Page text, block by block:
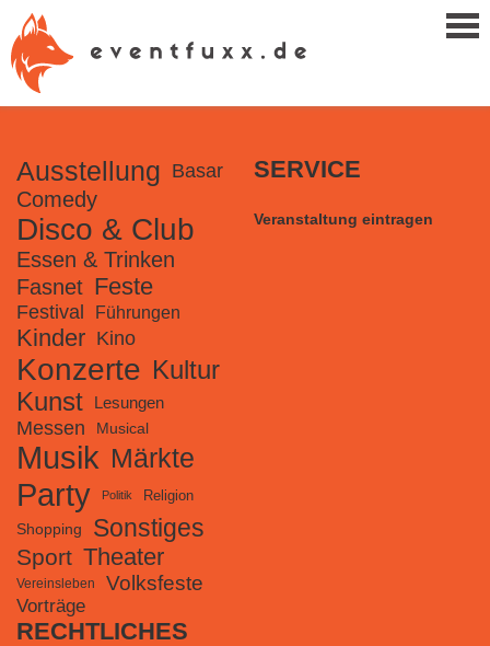
Ausstellung Basar
Comedy
Disco & Club
Essen & Trinken
Fasnet Feste
Festival Führungen
Kinder Kino
Konzerte Kultur
Kunst
Lesungen
Messen Musical
Musik Märkte
Party Politik Religion
Shopping Sonstiges
Sport Theater
Vereinsleben Volksfeste
Vorträge
SERVICE
Veranstaltung eintragen
RECHTLICHES